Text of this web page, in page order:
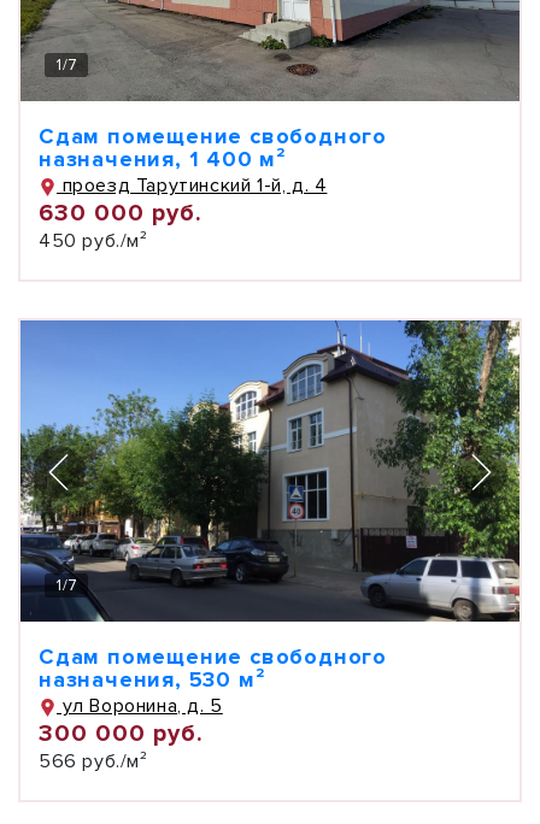
1/7
Сдам помещение свободного
назначения, 1 400 м²
проезд Тарутинский 1-й, д. 4
630 000 руб.
450 руб./м²
1/7
Сдам помещение свободного
назначения, 530 м²
ул Воронина, д. 5
300 000 руб.
566 руб./м²